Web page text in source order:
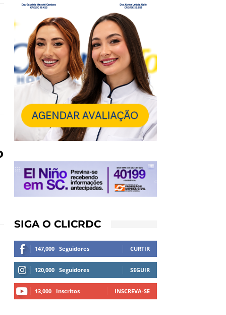
SIGA O CLICRDC
147,000 Seguidores CURTIR
120,000 Seguidores SEGUIR
13,000 Inscritos INSCREVA-SE